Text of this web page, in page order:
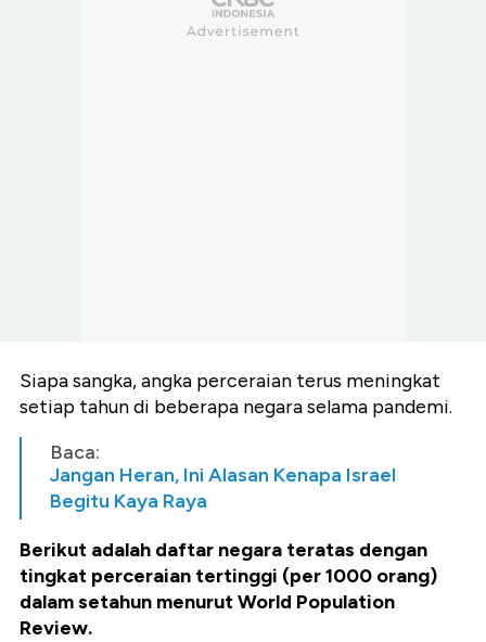
Siapa sangka, angka perceraian terus meningkat
setiap tahun di beberapa negara selama pandemi.
Baca:
Jangan Heran, Ini Alasan Kenapa Israel
Begitu Kaya Raya
Berikut adalah daftar negara teratas dengan
tingkat perceraian tertinggi (per 1000 orang)
dalam setahun menurut World Population
Review.